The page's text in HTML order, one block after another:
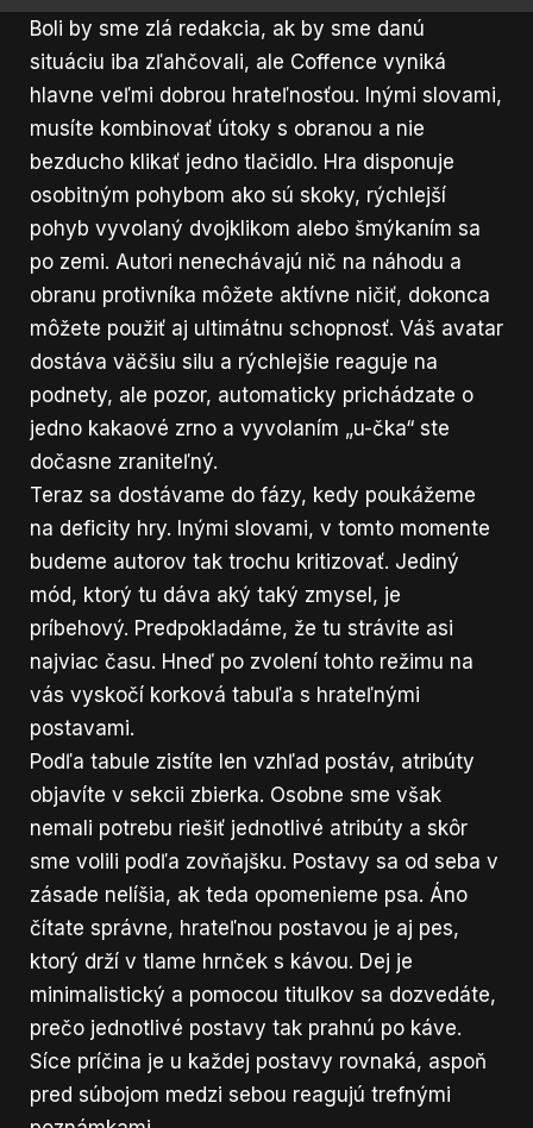
Boli by sme zlá redakcia, ak by sme danú
situáciu iba zľahčovali, ale Coffence vyniká
hlavne veľmi dobrou hrateľnosťou. Inými slovami,
musíte kombinovať útoky s obranou a nie
bezducho klikať jedno tlačidlo. Hra disponuje
osobitným pohybom ako sú skoky, rýchlejší
pohyb vyvolaný dvojklikom alebo šmýkaním sa
po zemi. Autori nenechávajú nič na náhodu a
obranu protivníka môžete aktívne ničiť, dokonca
môžete použiť aj ultimátnu schopnosť. Váš avatar
dostáva väčšiu silu a rýchlejšie reaguje na
podnety, ale pozor, automaticky prichádzate o
jedno kakaové zrno a vyvolaním „u-čka“ ste
dočasne zraniteľný.
Teraz sa dostávame do fázy, kedy poukážeme
na deficity hry. Inými slovami, v tomto momente
budeme autorov tak trochu kritizovať. Jediný
mód, ktorý tu dáva aký taký zmysel, je
príbehový. Predpokladáme, že tu strávite asi
najviac času. Hneď po zvolení tohto režimu na
vás vyskočí korková tabuľa s hrateľnými
postavami.
Podľa tabule zistíte len vzhľad postáv, atribúty
objavíte v sekcii zbierka. Osobne sme však
nemali potrebu riešiť jednotlivé atribúty a skôr
sme volili podľa zovňajšku. Postavy sa od seba v
zásade nelíšia, ak teda opomenieme psa. Áno
čítate správne, hrateľnou postavou je aj pes,
ktorý drží v tlame hrnček s kávou. Dej je
minimalistický a pomocou titulkov sa dozvedáte,
prečo jednotlivé postavy tak prahnú po káve.
Síce príčina je u každej postavy rovnaká, aspoň
pred súbojom medzi sebou reagujú trefnými